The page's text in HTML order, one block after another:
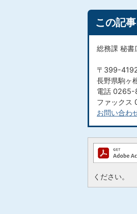
この記
総務課 秘書
〒399-
長野県駒ヶ
電話
ファック
お問い合わ
ください。